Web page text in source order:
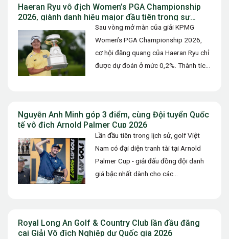
Haeran Ryu vô địch Women’s PGA Championship
2026, giành danh hiệu major đầu tiên trong sự
Sau vòng mở màn của giải KPMG
Women’s PGA Championship 2026,
cơ hội đăng quang của Haeran Ryu chỉ
được dự đoán ở mức 0,2%. Thành tích
Nguyễn Anh Minh góp 3 điểm, cùng Đội tuyển Quốc
Lần đầu tiên trong lịch sử, golf Việt
Nam có đại diện tranh tài tại Arnold
Palmer Cup - giải đấu đồng đội danh
giá bậc nhất dành cho các…
Royal Long An Golf & Country Club lần đầu đăng
cai Giải Vô địch Nghiệp dư Quốc gia 2026